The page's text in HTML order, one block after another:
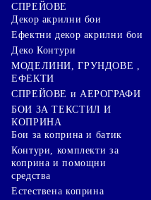
СПРЕЙОВЕ
Декор акрилни бои
Ефектни декор акрилни бои
Деко Контури
МОДЕЛИНИ, ГРУНДОВЕ ,
ЕФЕКТИ
СПРЕЙОВЕ и АЕРОГРАФИ
БОИ ЗА ТЕКСТИЛ И
КОПРИНА
Бои за коприна и батик
Контури, комплекти за
коприна и помощни
средства
Естествена коприна